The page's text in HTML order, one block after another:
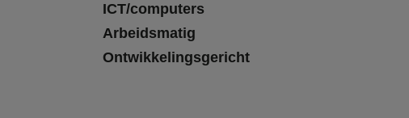
ICT/computers
Arbeidsmatig
Ontwikkelingsgericht